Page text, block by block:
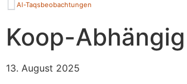
Al-Taqsbeobachtungen
Koop-Abhängig
13. August 2025